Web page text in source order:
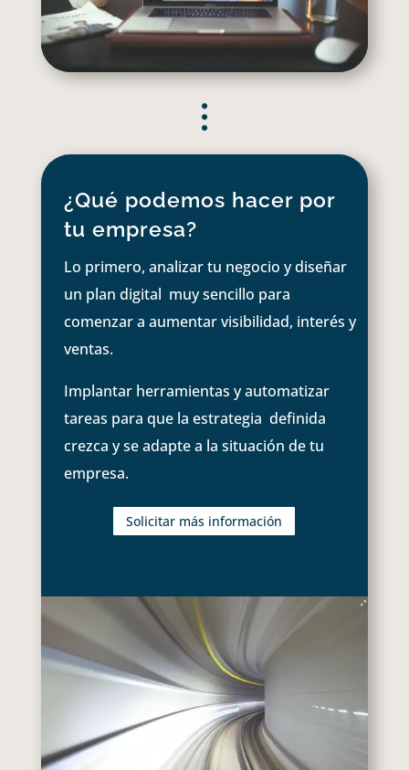
¿Qué podemos hacer por
tu empresa?
Lo primero, analizar tu negocio y diseñar
un plan digital muy sencillo para
comenzar a aumentar visibilidad, interés y
ventas.
Implantar herramientas y automatizar
tareas para que la estrategia definida
crezca y se adapte a la situación de tu
empresa.
Solicitar más información